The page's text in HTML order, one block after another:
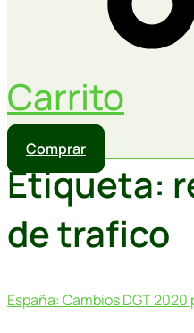
Carrito
Comprar
Etiqueta:
de trafico
España: Cambios DGT